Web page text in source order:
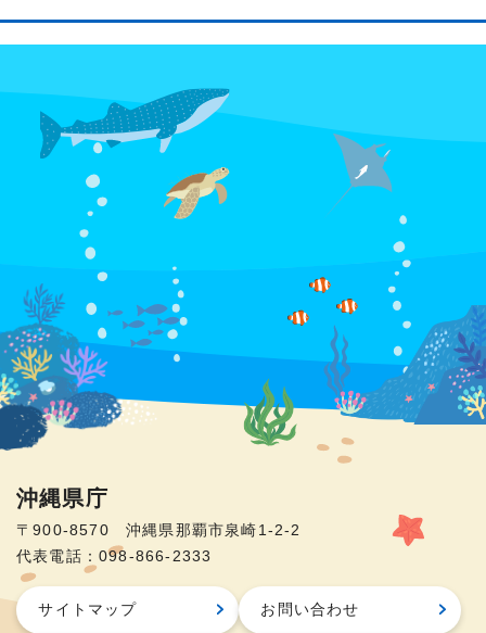
沖縄県庁
〒900-8570 沖縄県那覇市泉崎1-2-2
代表電話：098-866-2333
サイトマップ お問い合わせ